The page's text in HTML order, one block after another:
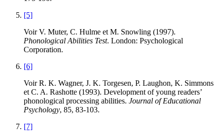
[5]
Voir V. Muter, C. Hulme et M. Snowling (1997).
Phonological Abilities Test. London: Psychological
Corporation.
[6]
Voir R. K. Wagner, J. K. Torgesen, P. Laughon, K. Simmons
et C. A. Rashotte (1993). Development of young readers’
phonological processing abilities. Journal of Educational
Psychology, 85, 83-103.
[7]